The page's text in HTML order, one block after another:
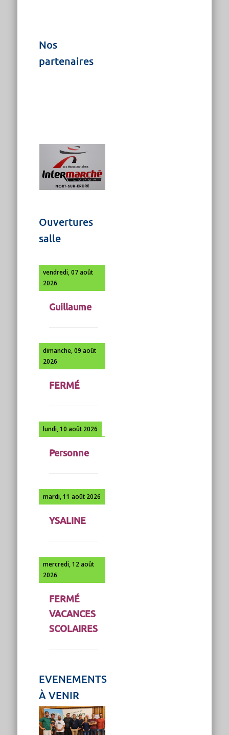
Nos
partenaires
Ouvertures
salle
vendredi, 07 août
2026
Guillaume
dimanche, 09 août
2026
FERMÉ
lundi, 10 août 2026
Personne
mardi, 11 août 2026
YSALINE
mercredi, 12 août
2026
FERMÉ
VACANCES
SCOLAIRES
EVENEMENTS
À VENIR